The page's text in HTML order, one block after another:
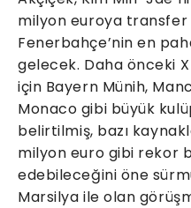
milyon euroya transfer
Fenerbahçe’nin en
gelecek. Daha önceki
için Bayern Münih,
Monaco gibi büyük
belirtilmiş, bazı
milyon euro gibi rekor
edebileceğini öne
Marsilya ile olan